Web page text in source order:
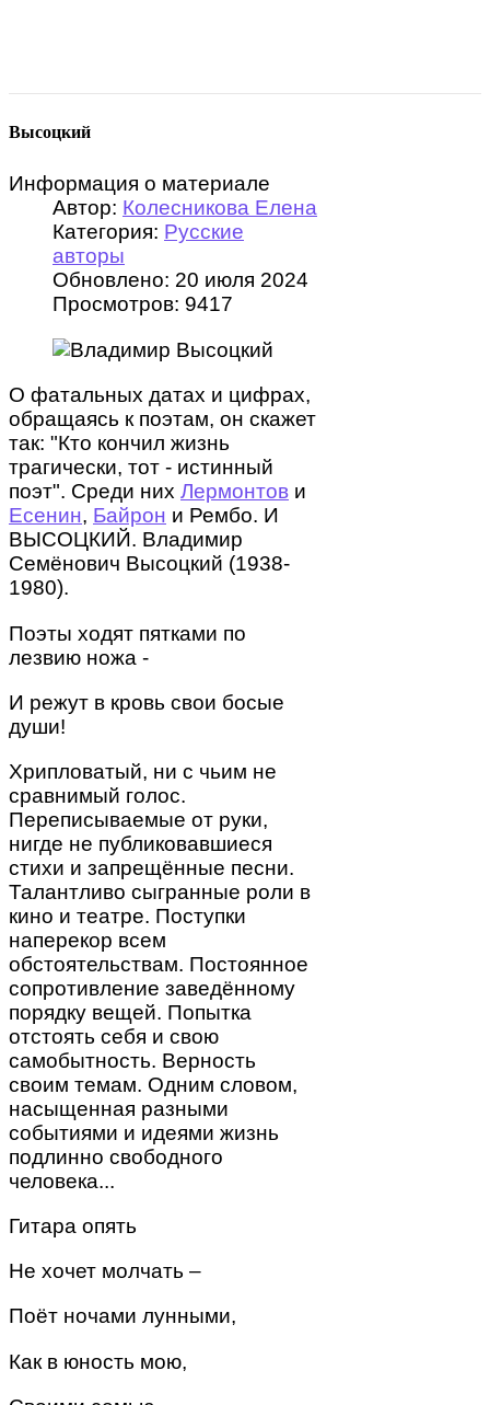
Высоцкий
Информация о материале
Автор: Колесникова Елена
Категория: Русские
авторы
Обновлено: 20 июля 2024
Просмотров: 9417
О фатальных датах и цифрах,
обращаясь к поэтам, он скажет
так: "Кто кончил жизнь
трагически, тот - истинный
поэт". Среди них Лермонтов и
Есенин, Байрон и Рембо. И
ВЫСОЦКИЙ. Владимир
Семёнович Высоцкий (1938-
1980).
Поэты ходят пятками по
лезвию ножа -
И режут в кровь свои босые
души!
Хрипловатый, ни с чьим не
сравнимый голос.
Переписываемые от руки,
нигде не публиковавшиеся
стихи и запрещённые песни.
Талантливо сыгранные роли в
кино и театре. Поступки
наперекор всем
обстоятельствам. Постоянное
сопротивление заведённому
порядку вещей. Попытка
отстоять себя и свою
самобытность. Верность
своим темам. Одним словом,
насыщенная разными
событиями и идеями жизнь
подлинно свободного
человека...
Гитара опять
Не хочет молчать –
Поёт ночами лунными,
Как в юность мою,